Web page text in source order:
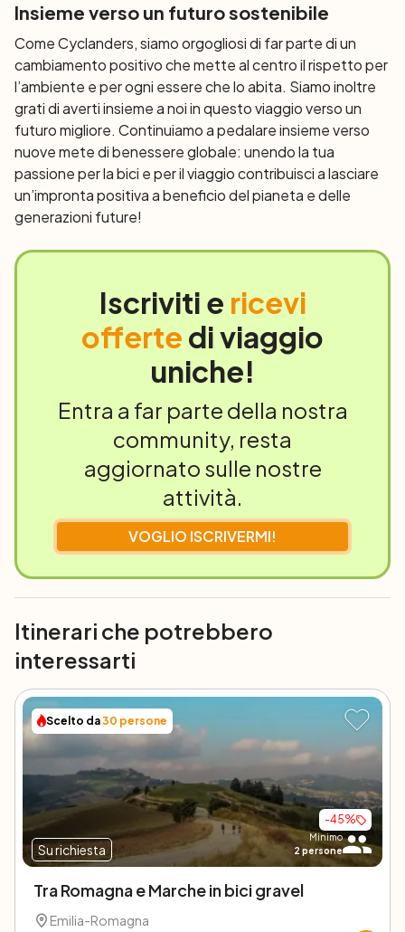
Insieme verso un futuro sostenibile
Come Cyclanders, siamo orgogliosi di far parte di un
cambiamento positivo che mette al centro il rispetto per
l’ambiente e per ogni essere che lo abita. Siamo inoltre
grati di averti insieme a noi in questo viaggio verso un
futuro migliore. Continuiamo a pedalare insieme verso
nuove mete di benessere globale: unendo la tua
passione per la bici e per il viaggio contribuisci a lasciare
un’impronta positiva a beneficio del pianeta e delle
generazioni future!
Iscriviti e ricevi
offerte di viaggio
uniche!
Entra a far parte della nostra
community, resta
aggiornato sulle nostre
attività.
VOGLIO ISCRIVERMI!
Itinerari che potrebbero
interessarti
Scelto da30 persone
Su richiesta
-45%
Minimo
2 persone
Tra Romagna e Marche in bici gravel
Emilia-Romagna